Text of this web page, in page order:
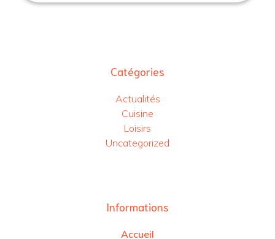
Catégories
Actualités
Cuisine
Loisirs
Uncategorized
Informations
Accueil